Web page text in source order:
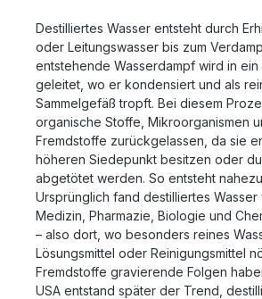
Destilliertes Wasser entsteht durch
oder Leitungswasser bis zum
entstehende Wasserdampf wird in
geleitet, wo er kondensiert und als
Sammelgefäß tropft. Bei diesem
organische Stoffe, Mikroorganismen
Fremdstoffe zurückgelassen, da sie
höheren Siedepunkt besitzen oder
abgetötet werden. So entsteht nahezu
Ursprünglich fand destilliertes
Medizin, Pharmazie, Biologie und
– also dort, wo besonders reines
Lösungsmittel oder Reinigungsmittel
Fremdstoffe gravierende Folgen
USA entstand später der Trend,